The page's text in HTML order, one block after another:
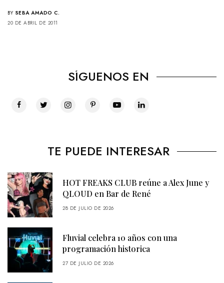
BY SEBA AMADO C.
20 DE ABRIL DE 2011
SÍGUENOS EN
TE PUEDE INTERESAR
HOT FREAKS CLUB reúne a Alex June y
QLOUD en Bar de René
28 DE JULIO DE 2026
Fluvial celebra 10 años con una
programación historica
27 DE JULIO DE 2026